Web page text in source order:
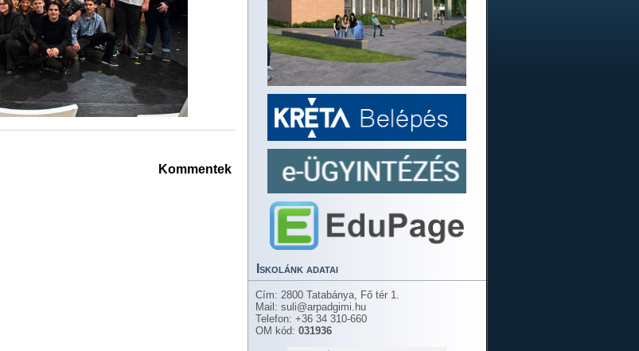
Kommentek
Iskolánk adatai
Cím: 2800 Tatabánya, Fő tér 1.
Mail: suli@arpadgimi.hu
Telefon: +36 34 310-660
OM kód: 031936